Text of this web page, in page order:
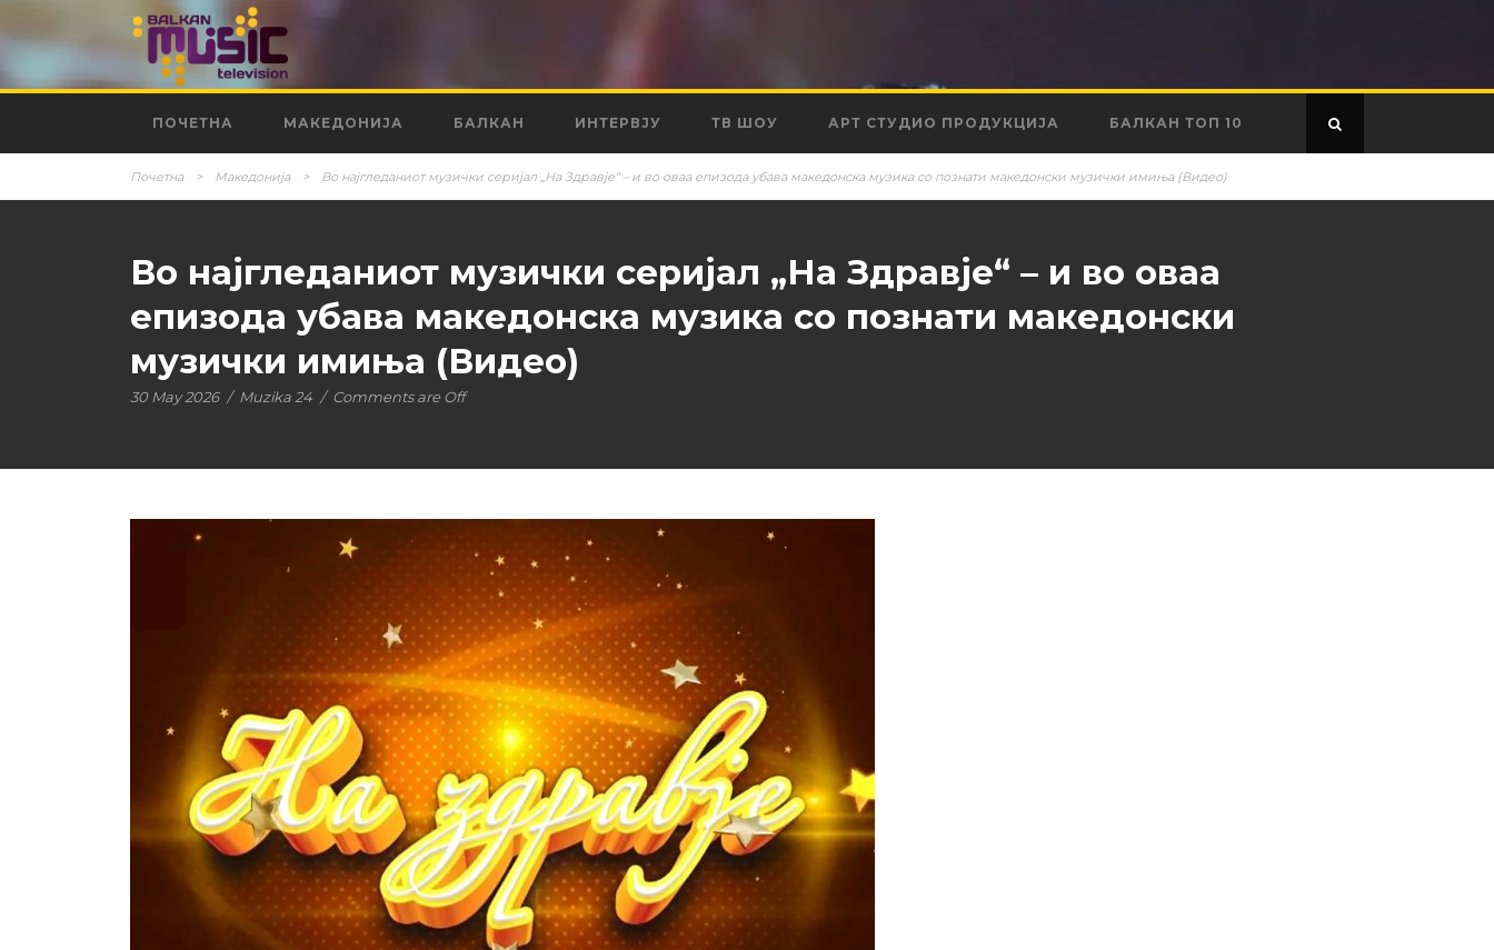
ПОЧЕТНА МАКЕДОНИЈА БАЛКАН ИНТЕРВЈУ ТВ ШОУ АРТ СТУДИО ПРОДУКЦИЈА БАЛКАН ТОП 10
Почетна > Македонија > Во најгледаниот музички серијал „На Здравје“ – и во оваа епизода убава македонска музика со познати македонски музички имиња (Видео)
Во најгледаниот музички серијал „На Здравје“ – и во оваа
епизода убава македонска музика со познати македонски
музички имиња (Видео)
30 May 2026 / Muzika 24 / Comments are Off